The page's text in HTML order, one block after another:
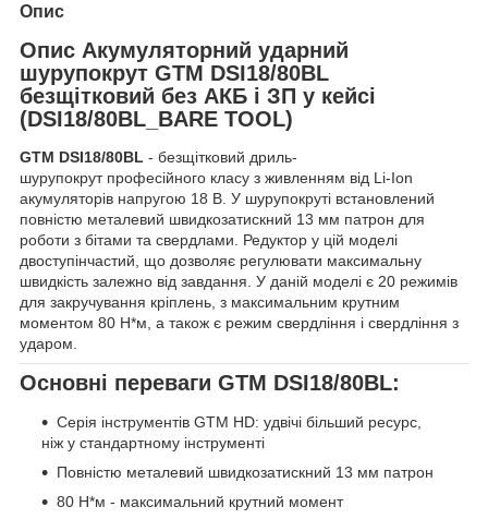
Опис
Опис Акумуляторний ударний
шурупокрут GTM DSI18/80BL
безщітковий без АКБ і ЗП у кейсі
(DSI18/80BL_BARE TOOL)
GTM DSI18/80BL - безщітковий дриль-
шурупокрут професійного класу з живленням від Li-Ion
акумуляторів напругою 18 В. У шурупокруті встановлений
повністю металевий швидкозатискний 13 мм патрон для
роботи з бітами та свердлами. Редуктор у цій моделі
двоступінчастий, що дозволяє регулювати максимальну
швидкість залежно від завдання. У даній моделі є 20 режимів
для закручування кріплень, з максимальним крутним
моментом 80 Н*м, а також є режим свердління і свердління з
ударом.
Основні переваги GTM DSI18/80BL:
Серія інструментів GTM HD: удвічі більший ресурс,
ніж у стандартному інструменті
Повністю металевий швидкозатискний 13 мм патрон
80 Н*м - максимальний крутний момент